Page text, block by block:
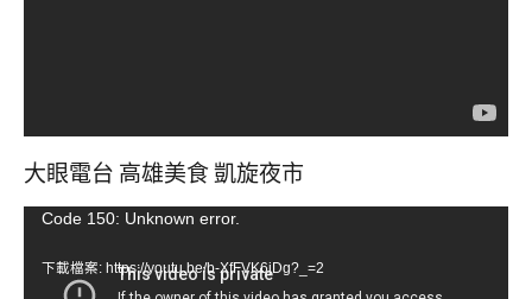
大眼電台 高雄美食 凱旋夜市
視Code 150: Unknown error.
下載檔案: https://youtu.be/b-XfFVK6jDg?_=2